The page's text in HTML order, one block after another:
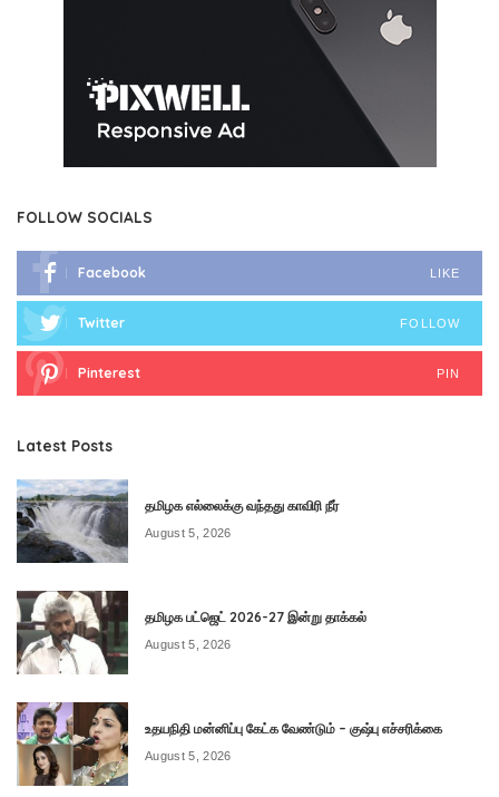
FOLLOW SOCIALS
Facebook LIKE
Twitter FOLLOW
Pinterest PIN
Latest Posts
தமிழக எல்லைக்கு வந்தது காவிரி நீர்
August 5, 2026
தமிழக பட்ஜெட் 2026-27 இன்று தாக்கல்
August 5, 2026
உதயநிதி மன்னிப்பு கேட்க வேண்டும் – குஷ்பு எச்சரிக்கை
August 5, 2026